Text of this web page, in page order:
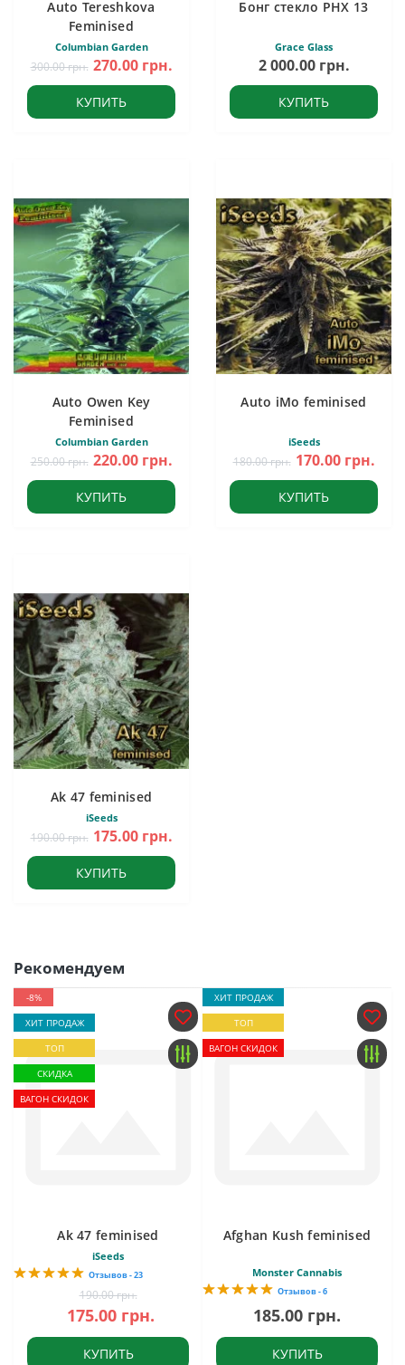
Auto Tereshkova
Feminised
Columbian Garden
300.00 грн. 270.00 грн.
КУПИТЬ
Бонг стекло PHX 13
Grace Glass
2 000.00 грн.
КУПИТЬ
Auto Owen Key
Feminised
Columbian Garden
250.00 грн. 220.00 грн.
КУПИТЬ
Auto iMo feminised
iSeeds
180.00 грн. 170.00 грн.
КУПИТЬ
Ak 47 feminised
iSeeds
190.00 грн. 175.00 грн.
КУПИТЬ
Рекомендуем
-8%
ХИТ ПРОДАЖ
ТОП
СКИДКА
ВАГОН СКИДОК
Ak 47 feminised
iSeeds
Отзывов - 23
190.00 грн.
175.00 грн.
КУПИТЬ
ХИТ ПРОДАЖ
ТОП
ВАГОН СКИДОК
Afghan Kush feminised
Monster Cannabis
Отзывов - 6
185.00 грн.
КУПИТЬ